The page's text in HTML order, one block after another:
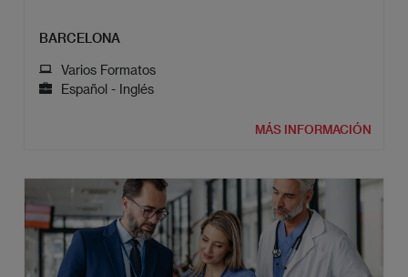
BARCELONA
Varios Formatos
Español - Inglés
MÁS INFORMACIÓN